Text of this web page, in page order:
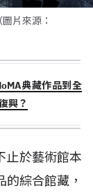
片來源：
典藏作品到全
興？
止於藝術館本
的綜合館藏，